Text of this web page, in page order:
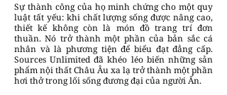
Sự thành công của họ minh chứng cho một quy
luật tất yếu: khi chất lượng sống được nâng cao,
thiết kế không còn là món đồ trang trí đơn
thuần. Nó trở thành một phần của bản sắc cá
nhân và là phương tiện để biểu đạt đẳng cấp.
Sources Unlimited đã khéo léo biến những sản
phẩm nội thất Châu Âu xa lạ trở thành một phần
hơi thở trong lối sống đương đại của người Ấn.